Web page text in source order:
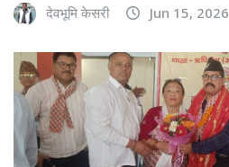
देवभूमि केसरी Jun 15, 2026